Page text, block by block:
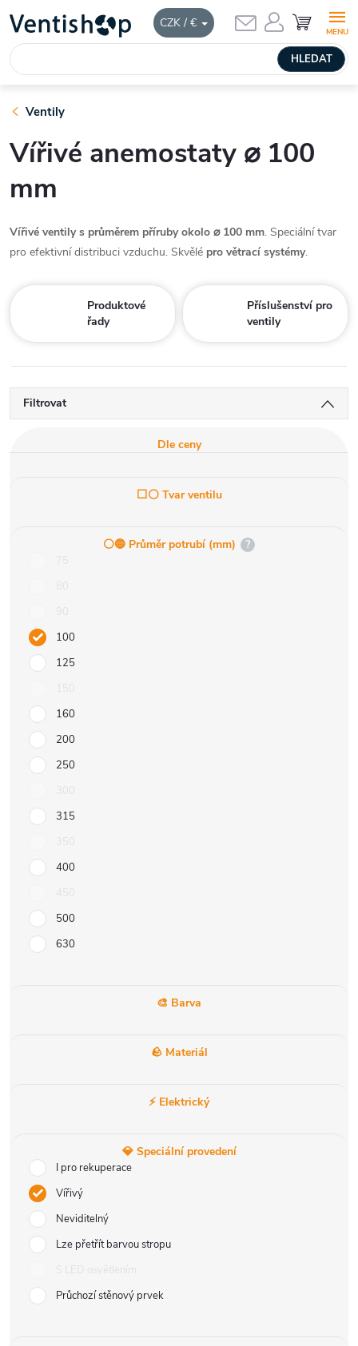
CZK / €
obsah
HLEDAT
NÁKUPNÍ
KOŠÍK
Ventily
Vířivé anemostaty ⌀ 100
mm
Vířivé ventily s průměrem příruby okolo ⌀ 100 mm. Speciální tvar
pro efektivní distribuci vzduchu. Skvělé pro větrací systémy.
Produktové
řady
Příslušenství pro
ventily
Filtrovat
Dle ceny
⬜⚪ Tvar ventilu
⚪️🔵 Průměr potrubí (mm) ?
100
125
160
200
250
315
400
500
630
🎨 Barva
🪨 Materiál
⚡ Elektrický
💎 Speciální provedení
I pro rekuperace
Vířivý
Neviditelný
Lze přetřít barvou stropu
Průchozí stěnový prvek